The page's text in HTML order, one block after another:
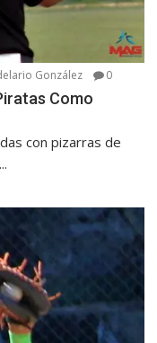
González 0
Como
con pizarras de